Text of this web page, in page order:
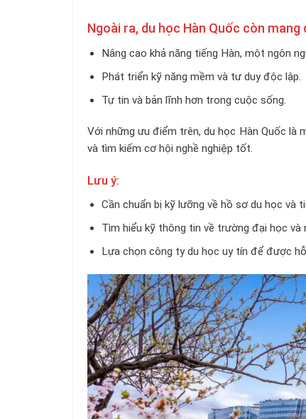
Ngoài ra, du học Hàn Quốc còn
Nâng cao khả năng tiếng Hàn, một ngôn
Phát triển kỹ năng mềm và tư duy độc lập.
Tự tin và bản lĩnh hơn trong cuộc sống.
Với những ưu điểm trên, du học Hàn Quốc
và tìm kiếm cơ hội nghề nghiệp tốt.
Lưu ý:
Cần chuẩn bị kỹ lưỡng về hồ sơ du học và
Tìm hiểu kỹ thông tin về trường đại học và
Lựa chọn công ty du học uy tín để được